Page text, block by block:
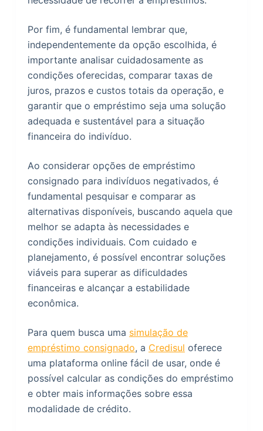
Por fim, é fundamental lembrar que,
independentemente da opção escolhida, é
importante analisar cuidadosamente as
condições oferecidas, comparar taxas de
juros, prazos e custos totais da operação, e
garantir que o empréstimo seja uma solução
adequada e sustentável para a situação
financeira do indivíduo.
Ao considerar opções de empréstimo
consignado para indivíduos negativados, é
fundamental pesquisar e comparar as
alternativas disponíveis, buscando aquela que
melhor se adapta às necessidades e
condições individuais. Com cuidado e
planejamento, é possível encontrar soluções
viáveis para superar as dificuldades
financeiras e alcançar a estabilidade
econômica.
Para quem busca uma simulação de
empréstimo consignado, a Credisul oferece
uma plataforma online fácil de usar, onde é
possível calcular as condições do empréstimo
e obter mais informações sobre essa
modalidade de crédito.